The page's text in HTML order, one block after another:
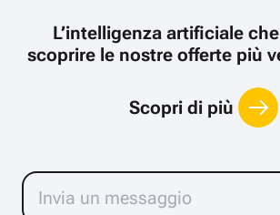
L’intelligenza artificiale
scoprire le nostre offerte più
Scopri di più